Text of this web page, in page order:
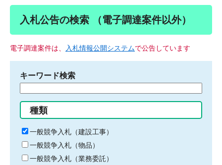
入札公告の検索 （電子調達案件以外）
電子調達案件は、 入札情報公開システムで公告しています
キーワード検索
る
キ
ー
ワ
ー
種類
一般競争入札（建設工事）
一般競争入札（物品）
一般競争入札（業務委託）